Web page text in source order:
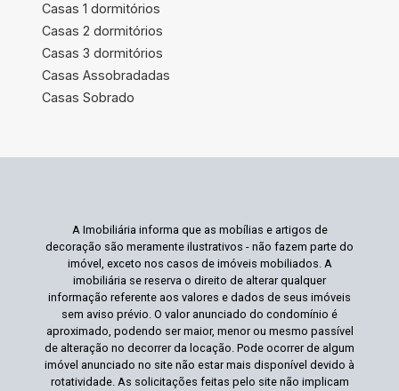
Casas 1 dormitórios
Casas 2 dormitórios
Casas 3 dormitórios
Casas Assobradadas
Casas Sobrado
A Imobiliária informa que as mobílias e artigos de
decoração são meramente ilustrativos - não fazem parte do
imóvel, exceto nos casos de imóveis mobiliados. A
imobiliária se reserva o direito de alterar qualquer
informação referente aos valores e dados de seus imóveis
sem aviso prévio. O valor anunciado do condomínio é
aproximado, podendo ser maior, menor ou mesmo passível
de alteração no decorrer da locação. Pode ocorrer de algum
imóvel anunciado no site não estar mais disponível devido à
rotatividade. As solicitações feitas pelo site não implicam